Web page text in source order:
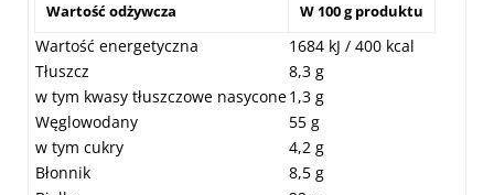
Wartość odżywcza W 100 g produktu
Wartość energetyczna
1684 kJ / 400 kcal
Tłuszcz
8,3 g
w tym kwasy tłuszczowe nasycone1,3 g
Węglowodany
55 g
w tym cukry
4,2 g
Błonnik
8,5 g